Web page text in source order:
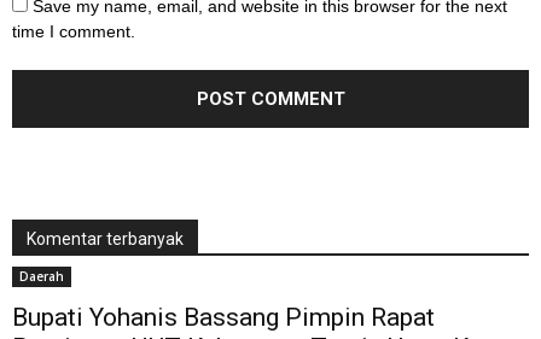
Save my name, email, and website in this browser for the next
time I comment.
Komentar terbanyak
Daerah
Bupati Yohanis Bassang Pimpin Rapat